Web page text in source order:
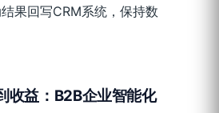
果回写CRM系统，保持数
收益：B2B企业智能化